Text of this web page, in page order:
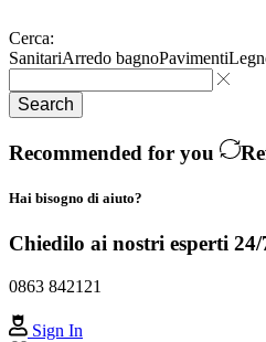
Cerca:
SanitariArredo bagnoPavimenti
Search
Recommended for you
Hai bisogno di aiuto?
Chiedilo ai nostri esperti 24/
0863 842121
Sign In